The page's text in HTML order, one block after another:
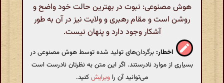
هوش مصنوعی: نبوت در بهترین حالت خود واضح و
روشن است و مقام رهبری و ولایت نیز در آن به طور
آشکار وجود دارد و پنهان نیست.
اخطار: برگردان‌های تولید شده توسط هوش مصنوعی در
بسیاری از موارد نادرستند. اگر این متن به نظرتان نادرست است
می‌توانید آن را ویرایشکنید.